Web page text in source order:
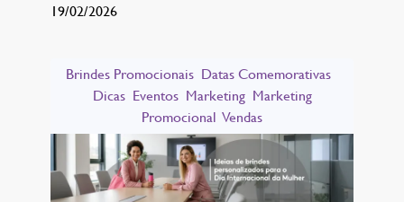
19/02/2026
Brindes Promocionais Datas Comemorativas
Dicas Eventos Marketing Marketing
Promocional Vendas